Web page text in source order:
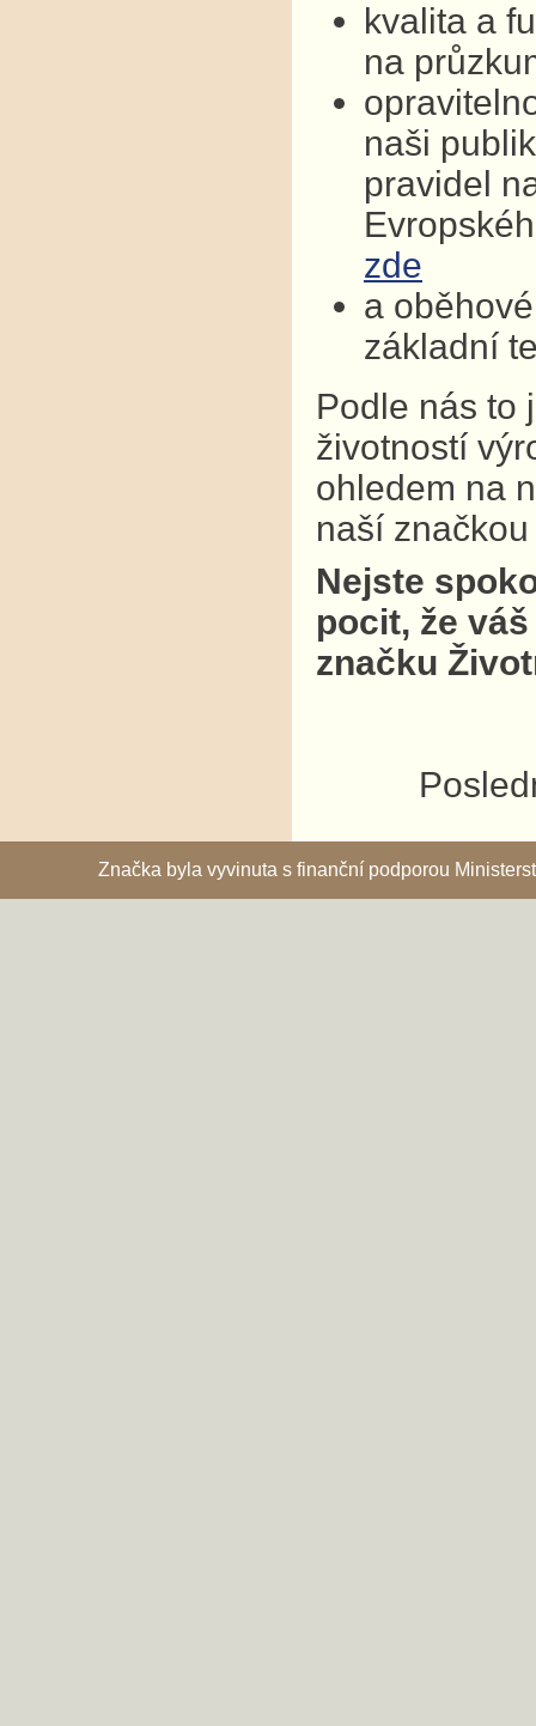
kvalita a
na
naši
pravidel
zde
a
základní
Podle nás to
životností
ohledem na
naší
Nejste
pocit, že
značku
Značka byla vyvinuta s finanční podporou